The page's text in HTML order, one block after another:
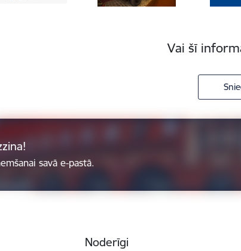
Vai šī
savā e-pastā.
Noderīgi